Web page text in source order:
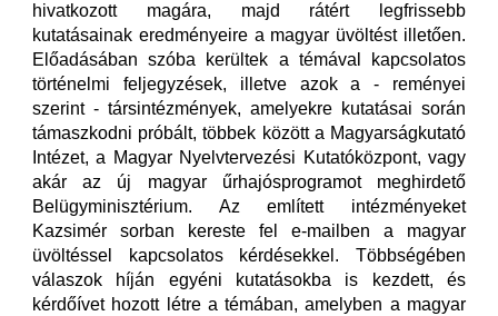
hivatkozott magára, majd rátért legfrissebb
kutatásainak eredményeire a magyar üvöltést illetően.
Előadásában szóba kerültek a témával kapcsolatos
történelmi feljegyzések, illetve azok a - reményei
szerint - társintézmények, amelyekre kutatásai során
támaszkodni próbált, többek között a Magyarságkutató
Intézet, a Magyar Nyelvtervezési Kutatóközpont, vagy
akár az új magyar űrhajósprogramot meghirdető
Belügyminisztérium. Az említett intézményeket
Kazsimér sorban kereste fel e-mailben a magyar
üvöltéssel kapcsolatos kérdésekkel. Többségében
válaszok híján egyéni kutatásokba is kezdett, és
kérdőívet hozott létre a témában, amelyben a magyar